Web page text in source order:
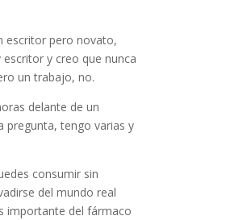
escritor pero novato,
y creo que nunca
un trabajo, no.
delante de un
pregunta, tengo varias y
consumir sin
del mundo real
importante del fármaco